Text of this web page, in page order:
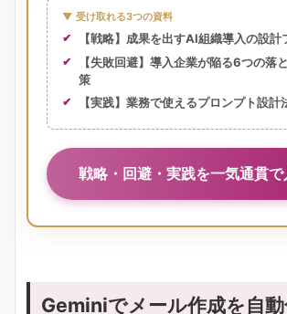
▼ 受け取れる3つの資料
【戦略】成果を出すAI組織導入の設計
【失敗回避】導入企業が陥る6つの落
策
【実践】業務で使えるプロンプト設計
戦略・回避・実践を一気通貫で
Geminiでメール作成を自